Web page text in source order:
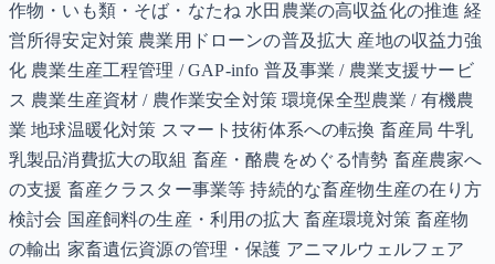
作物・いも類・そば・なたね 水田農業の高収益化の推進 経
営所得安定対策 農業用ドローンの普及拡大 産地の収益力強
化 農業生産工程管理 / GAP-info 普及事業 / 農業支援サービ
ス 農業生産資材 / 農作業安全対策 環境保全型農業 / 有機農
業 地球温暖化対策 スマート技術体系への転換 畜産局 牛乳
乳製品消費拡大の取組 畜産・酪農をめぐる情勢 畜産農家へ
の支援 畜産クラスター事業等 持続的な畜産物生産の在り方
検討会 国産飼料の生産・利用の拡大 畜産環境対策 畜産物
の輸出 家畜遺伝資源の管理・保護 アニマルウェルフェア